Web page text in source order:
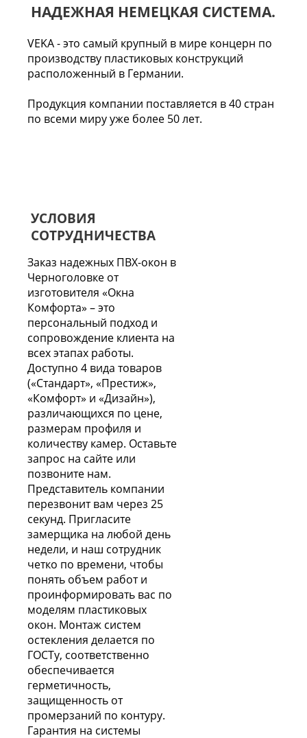
НАДЕЖНАЯ НЕМЕЦКАЯ СИСТЕМА.
VEKA - это самый крупный в мире концерн по
производству пластиковых конструкций
расположенный в Германии.
Продукция компании поставляется в 40 стран
по всеми миру уже более 50 лет.
УСЛОВИЯ
СОТРУДНИЧЕСТВА
Заказ надежных ПВХ-окон в
Черноголовке от
изготовителя «Окна
Комфорта» – это
персональный подход и
сопровождение клиента на
всех этапах работы.
Доступно 4 вида товаров
(«Стандарт», «Престиж»,
«Комфорт» и «Дизайн»),
различающихся по цене,
размерам профиля и
количеству камер. Оставьте
запрос на сайте или
позвоните нам.
Представитель компании
перезвонит вам через 25
секунд. Пригласите
замерщика на любой день
недели, и наш сотрудник
четко по времени, чтобы
понять объем работ и
проинформировать вас по
моделям пластиковых
окон. Монтаж систем
остекления делается по
ГОСТу, соответственно
обеспечивается
герметичность,
защищенность от
промерзаний по контуру.
Гарантия на системы